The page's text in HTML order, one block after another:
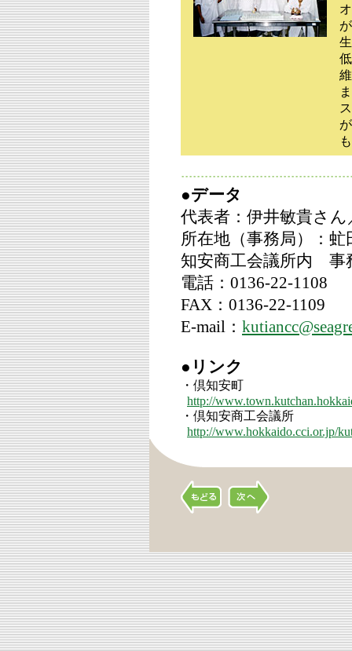
●データ
代表者：伊井敏貴さん
所在地（事務局）：
知安商工会議所内 事
電話：0136-22-1108
FAX：0136-22-1109
E-mail：
●リンク
・倶知安町
http://
・倶知安商工会議所
http://www.hokkaido.cci.or.jp/